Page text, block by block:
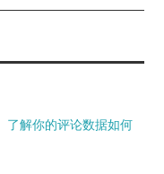
了解你的评论数据如何